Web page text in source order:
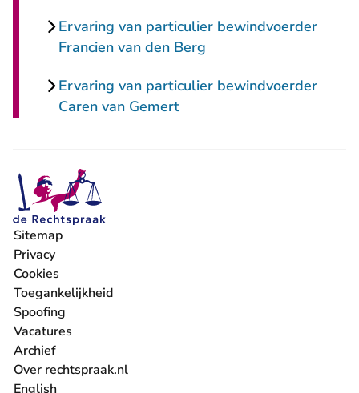
Ervaring van particulier bewindvoerder
Francien van den Berg
Ervaring van particulier bewindvoerder
Caren van Gemert
Sitemap
Privacy
Cookies
Toegankelijkheid
Spoofing
Vacatures
- U verlaat Rechtspraak.nl
Archief
Over rechtspraak.nl
English